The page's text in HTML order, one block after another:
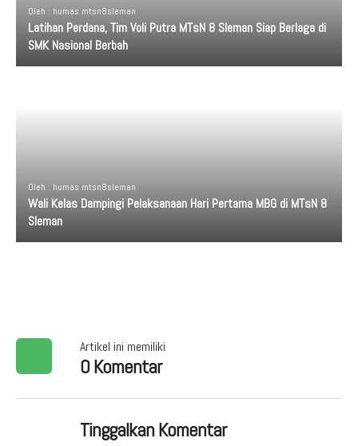
Oleh : humas mtsn8sleman
Latihan Perdana, Tim Voli Putra MTsN 8 Sleman Siap Berlaga di
SMK Nasional Berbah
Oleh : humas mtsn8sleman
Wali Kelas Dampingi Pelaksanaan Hari Pertama MBG di MTsN 8
Sleman
Artikel ini memiliki
0 Komentar
Tinggalkan Komentar